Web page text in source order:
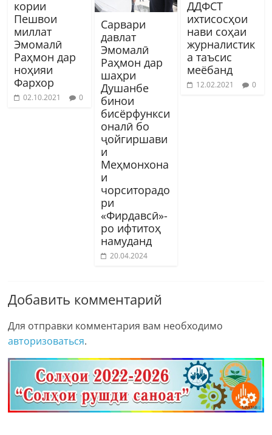
кории
Пешвои
миллат
Эмомалӣ
Раҳмон дар
ноҳияи
Фархор
02.10.2021 0
Сарвари
давлат
Эмомалӣ
Раҳмон дар
шаҳри
Душанбе
бинои
бисёрфункси
оналӣ бо
ҷойгиршави
и
Меҳмонхона
и
чорситорадо
ри
«Фирдавсӣ»-
ро ифтитоҳ
намуданд
20.04.2024
ДДФСТ
ихтисосҳои
нави соҳаи
журналистик
а таъсис
меёбанд
12.02.2021 0
Добавить комментарий
Для отправки комментария вам необходимо
авторизоваться.